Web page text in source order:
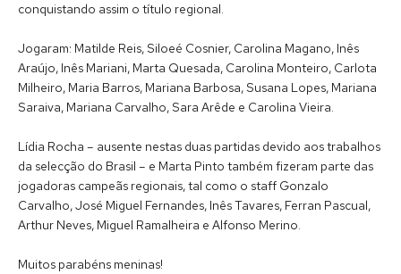
conquistando assim o título regional.
Jogaram: Matilde Reis, Siloeé Cosnier, Carolina Magano, Inês
Araújo, Inês Mariani, Marta Quesada, Carolina Monteiro, Carlota
Milheiro, Maria Barros, Mariana Barbosa, Susana Lopes, Mariana
Saraiva, Mariana Carvalho, Sara Arêde e Carolina Vieira.
Lídia Rocha – ausente nestas duas partidas devido aos trabalhos
da selecção do Brasil – e Marta Pinto também fizeram parte das
jogadoras campeãs regionais, tal como o staff Gonzalo
Carvalho, José Miguel Fernandes, Inês Tavares, Ferran Pascual,
Arthur Neves, Miguel Ramalheira e Alfonso Merino.
Muitos parabéns meninas!